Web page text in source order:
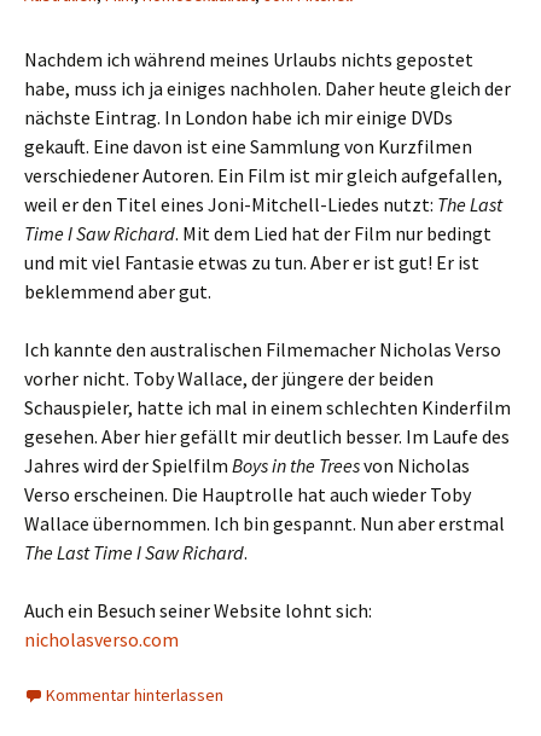
Nachdem ich während meines Urlaubs nichts gepostet
habe, muss ich ja einiges nachholen. Daher heute gleich der
nächste Eintrag. In London habe ich mir einige DVDs
gekauft. Eine davon ist eine Sammlung von Kurzfilmen
verschiedener Autoren. Ein Film ist mir gleich aufgefallen,
weil er den Titel eines Joni-Mitchell-Liedes nutzt: The Last
Time I Saw Richard. Mit dem Lied hat der Film nur bedingt
und mit viel Fantasie etwas zu tun. Aber er ist gut! Er ist
beklemmend aber gut.
Ich kannte den australischen Filmemacher Nicholas Verso
vorher nicht. Toby Wallace, der jüngere der beiden
Schauspieler, hatte ich mal in einem schlechten Kinderfilm
gesehen. Aber hier gefällt mir deutlich besser. Im Laufe des
Jahres wird der Spielfilm Boys in the Treesvon Nicholas
Verso erscheinen. Die Hauptrolle hat auch wieder Toby
Wallace übernommen. Ich bin gespannt. Nun aber erstmal
The Last Time I Saw Richard.
Auch ein Besuch seiner Website lohnt sich:
nicholasverso.com
Kommentar hinterlassen